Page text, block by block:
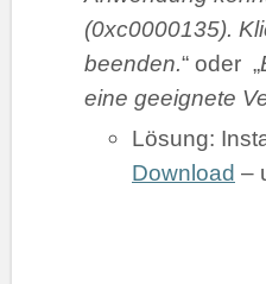
(0xc0000135).
beenden.“ oder „
eine geeignete
Lösung:
Download –